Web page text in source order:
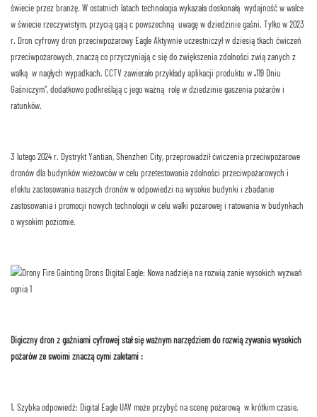
świecie przez branżę. W ostatnich latach technologia wykazała doskonałą wydajność w walce
w świecie rzeczywistym, przyciągając powszechną uwagę w dziedzinie gaśni. Tylko w 2023
r. Dron cyfrowy dron przeciwpożarowy Eagle Aktywnie uczestniczył w dziesiątkach ćwiczeń
przeciwpożarowych, znacząco przyczyniając się do zwiększenia zdolności związanych z
walką w nagłych wypadkach. CCTV zawierało przykłady aplikacji produktu w „119 Dniu
Gaśniczym”, dodatkowo podkreślając jego ważną rolę w dziedzinie gaszenia pożarów i
ratunków.
3 lutego 2024 r. Dystrykt Yantian, Shenzhen City, przeprowadził ćwiczenia przeciwpożarowe
dronów dla budynków wieżowców w celu przetestowania zdolności przeciwpożarowych i
efektu zastosowania naszych dronów w odpowiedzi na wysokie budynki i zbadanie
zastosowania i promocji nowych technologii w celu walki pożarowej i ratowania w budynkach
o wysokim poziomie.
Digiczny dron z gaźniami cyfrowej stał się ważnym narzędziem do rozwiązywania wysokich
pożarów ze swoimi znaczącymi zaletami :
1. Szybka odpowiedź: Digital Eagle UAV może przybyć na scenę pożarową w krótkim czasie,